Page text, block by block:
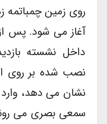
روی زمین چمباتمه
آغاز می شود. پس
داخل نشسته
نصب شده بر روی
نشان می دهد، وارد
سمعی بصری می